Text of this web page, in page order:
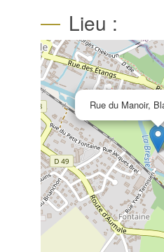
Lieu :
Rue du Manoir,